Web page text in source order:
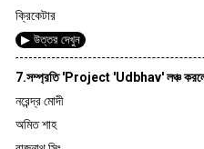
ক্রিকেটার
▶ উত্তর দেখুন
7.সম্প্রতি 'Project 'Udbhav' লঞ্চ
নরেন্দ্র মোদী
অমিত শাহ